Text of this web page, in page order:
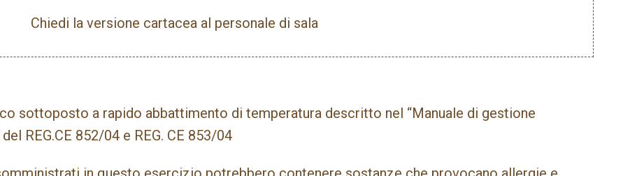
Chiedi la versione cartacea al personale di sala
sottoposto a rapido abbattimento di temperatura descritto nel “Manuale di gestione
REG.CE 852/04 e REG. CE 853/04